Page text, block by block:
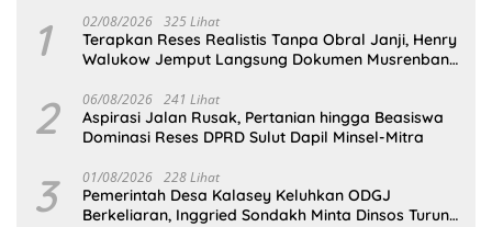
1 02/08/2026 325 Lihat
Terapkan Reses Realistis Tanpa Obral Janji, Henry
Walukow Jemput Langsung Dokumen Musrenbang
2 06/08/2026 241 Lihat
Aspirasi Jalan Rusak, Pertanian hingga Beasiswa
Dominasi Reses DPRD Sulut Dapil Minsel-Mitra
3 01/08/2026 228 Lihat
Pemerintah Desa Kalasey Keluhkan ODGJ
Berkeliaran, Inggried Sondakh Minta Dinsos Turun